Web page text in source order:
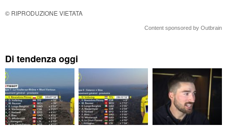
© RIPRODUZIONE VIETATA
Content sponsored by Outbrain
Di tendenza oggi